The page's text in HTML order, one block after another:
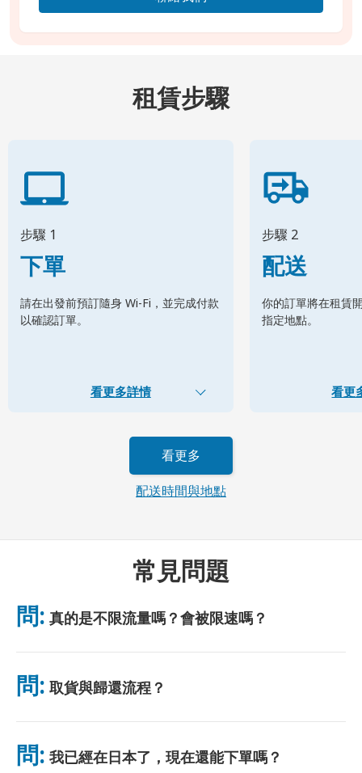
租賃步驟
步驟 1
下單
請在出發前預訂隨身 Wi-Fi，並完成付款
以確認訂單。
看更多詳情
步驟 2
配送
你的訂單將在租賃
指定地點。
看更
看更多
配送時間與地點
常見問題
問: 真的是不限流量嗎？會被限速嗎？
是的，真正無限。我們不採用公平使用政策（FUP）或任何限速措
可能影響網速。）若出現基於政策的限速，我們將補償租金。
問: 取貨與歸還流程？
可於主要機場取貨，或選擇飯店/住址配送（入住前送達）。包裹
無需排隊。
問: 我已經在日本了，現在還能下單嗎？